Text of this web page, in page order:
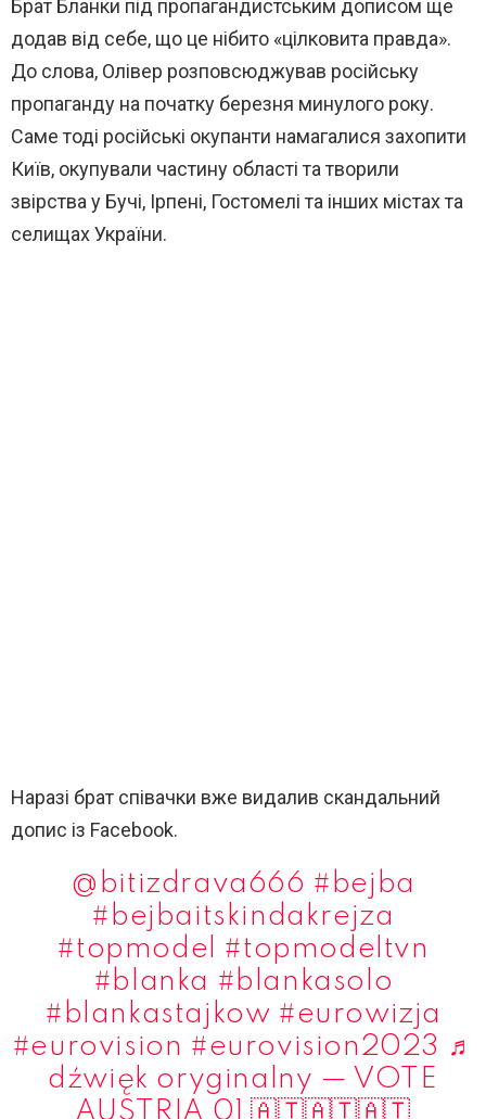
Брат Бланки під пропагандистським дописом ще
додав від себе, що це нібито «цілковита правда».
До слова, Олівер розповсюджував російську
пропаганду на початку березня минулого року.
Саме тоді російські окупанти намагалися захопити
Київ, окупували частину області та творили
звірства у Бучі, Ірпені, Гостомелі та інших містах та
селищах України.
Наразі брат співачки вже видалив скандальний
допис із Facebook.
@bitizdrava666 #bejba
#bejbaitskindakrejza
#topmodel
#topmodeltvn
#blanka #blankasolo
#blankastajkow #eurowizja
#eurovision #eurovision2023 ♬
dźwięk oryginalny — VOTE
AUSTRIA 01 🇦🇹🇦🇹🇦🇹